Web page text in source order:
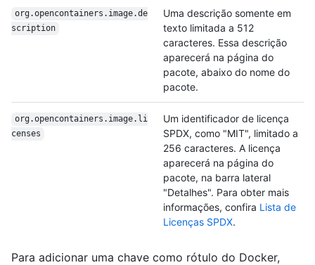
org.opencontainers.image.de
scription
Uma descrição somente em
texto limitada a 512
caracteres. Essa descrição
aparecerá na página do
pacote, abaixo do nome do
pacote.
org.opencontainers.image.li
censes
Um identificador de licença
SPDX, como "MIT", limitado a
256 caracteres. A licença
aparecerá na página do
pacote, na barra lateral
"Detalhes". Para obter mais
informações, confira Lista de
Licenças SPDX.
Para adicionar uma chave como rótulo do Docker,